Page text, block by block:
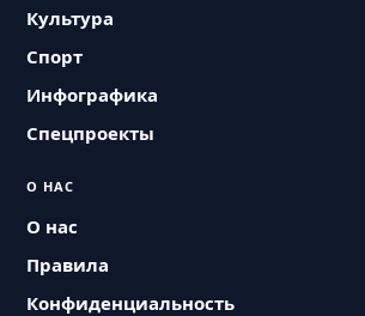
Культура
Спорт
Инфографика
Спецпроекты
О НАС
О нас
Правила
Конфиденциальность